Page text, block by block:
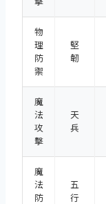
物
理
防
禦
堅
韌
魔
法
攻
擊
天
兵
魔
法
防
五
行